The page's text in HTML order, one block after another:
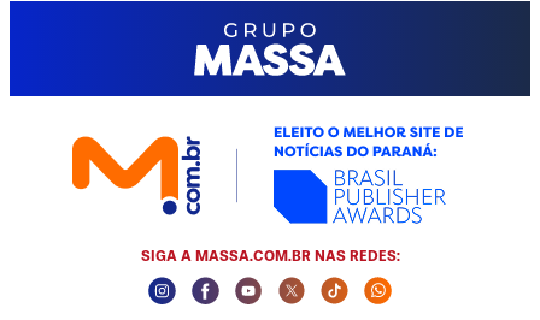
SIGA A MASSA.COM.BR NAS REDES:
Instagram Social Media
Facebook Social Media
Youtube Social Media
Twitter Social Media
Tiktok Social Media
Whatsapp